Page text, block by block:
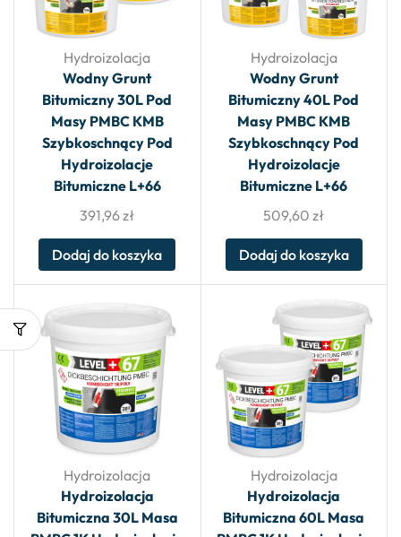
Hydroizolacja
Wodny Grunt
Bitumiczny 30L Pod
Masy PMBC KMB
Szybkoschnący Pod
Hydroizolacje
Bitumiczne L+66
391,96zł
Dodaj do koszyka
Hydroizolacja
Wodny Grunt
Bitumiczny 40L Pod
Masy PMBC KMB
Szybkoschnący Pod
Hydroizolacje
Bitumiczne L+66
509,60zł
Dodaj do koszyka
Hydroizolacja
Hydroizolacja
Bitumiczna 30L Masa
Hydroizolacja
Hydroizolacja
Bitumiczna 60L Masa